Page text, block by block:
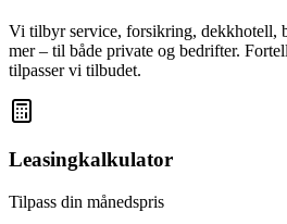
Vi tilbyr service, forsikring, dekkhotell,
mer – til både private og bedrifter.
tilpasser vi tilbudet.
Leasingkalkulator
Tilpass din månedspris